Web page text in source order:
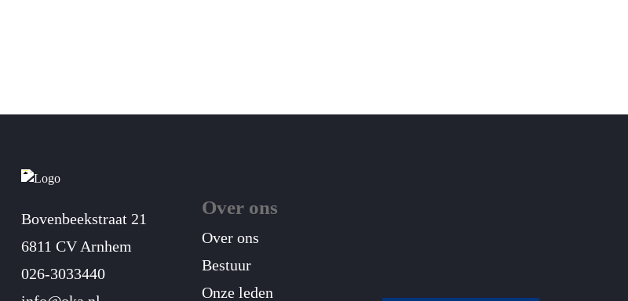
Bovenbeekstraat 21
6811 CV Arnhem
026-3033440
Over ons
Over ons
Bestuur
Onze leden